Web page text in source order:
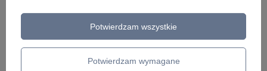
Potwierdzam wymagane
Potwierdzam wszystkie